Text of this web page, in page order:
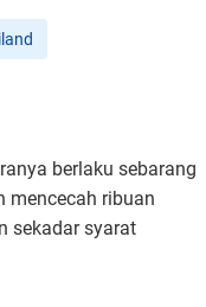
berlaku sebarang
mencecah ribuan
sekadar syarat